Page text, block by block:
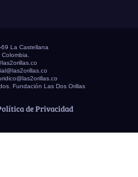
La Castellana
Fundación Las Dos Orillas
de Privacidad